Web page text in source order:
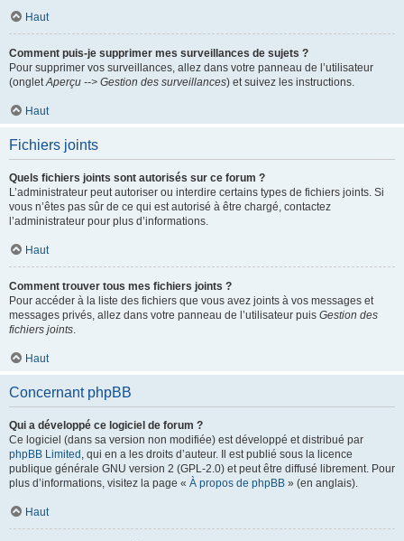
Haut
Comment puis-je supprimer mes surveillances de sujets ?
Pour supprimer vos surveillances, allez dans votre panneau de l’utilisateur
(ongletAperçu --> Gestion des surveillances) et suivez les instructions.
Haut
Fichiers joints
Quels fichiers joints sont autorisés sur ce forum ?
L’administrateur peut autoriser ou interdire certains types de fichiers joints. Si
vous n’êtes pas sûr de ce qui est autorisé à être chargé, contactez
l’administrateur pour plus d’informations.
Haut
Comment trouver tous mes fichiers joints ?
Pour accéder à la liste des fichiers que vous avez joints à vos messages et
messages privés, allez dans votre panneau de l’utilisateur puis Gestion des
fichiers joints.
Haut
Concernant phpBB
Qui a développé ce logiciel de forum ?
Ce logiciel (dans sa version non modifiée) est développé et distribué par
phpBB Limited , qui en a les droits d’auteur. Il est publié sous la licence
publique générale GNU version 2 (GPL-2.0) et peut être diffusé librement. Pour
plus d’informations, visitez la page « À propos de phpBB » (en anglais).
Haut